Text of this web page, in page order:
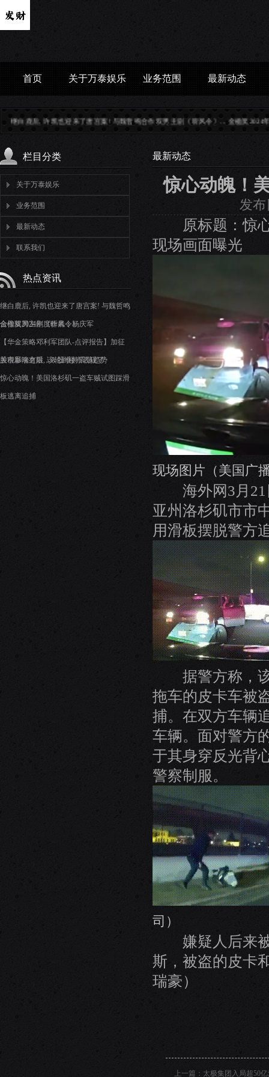
首页 关于万泰娱乐 业务范围 最新动态
, 许凯也迎来了唐宫案! 与魏哲鸣合作双男主剧《听风令》... 金楹奖2024年度作者：
栏目分类
关于万泰娱乐
业务范围
最新动态
联系我们
热点资讯
继白鹿后, 许凯也迎来了唐宫案! 与魏哲鸣
合作双男主剧《听风令》
金楹奖2024年度作者：杨庆军
【华金策略邓利军团队-点评报告】加征
关税影响有限，A 股维持震荡趋势
股市暴涨之后, 该轮到楼市表现了
惊心动魄！美国洛杉矶一盗车贼试图踩滑
板逃离追捕
最新动态
惊心动魄！
发布
原标题：惊心
现场画面曝光
现场图片（美国广
海外网3月21
亚州洛杉矶市市
用滑板摆脱警方
据警方称，该
拖车的皮卡车被
捕。在双方车辆
车辆。面对警方
于其身穿反光背
警察制服。
司）
嫌疑人后来被
斯，被盗的皮卡
瑞豪）
上一篇： 太极集团入局超50